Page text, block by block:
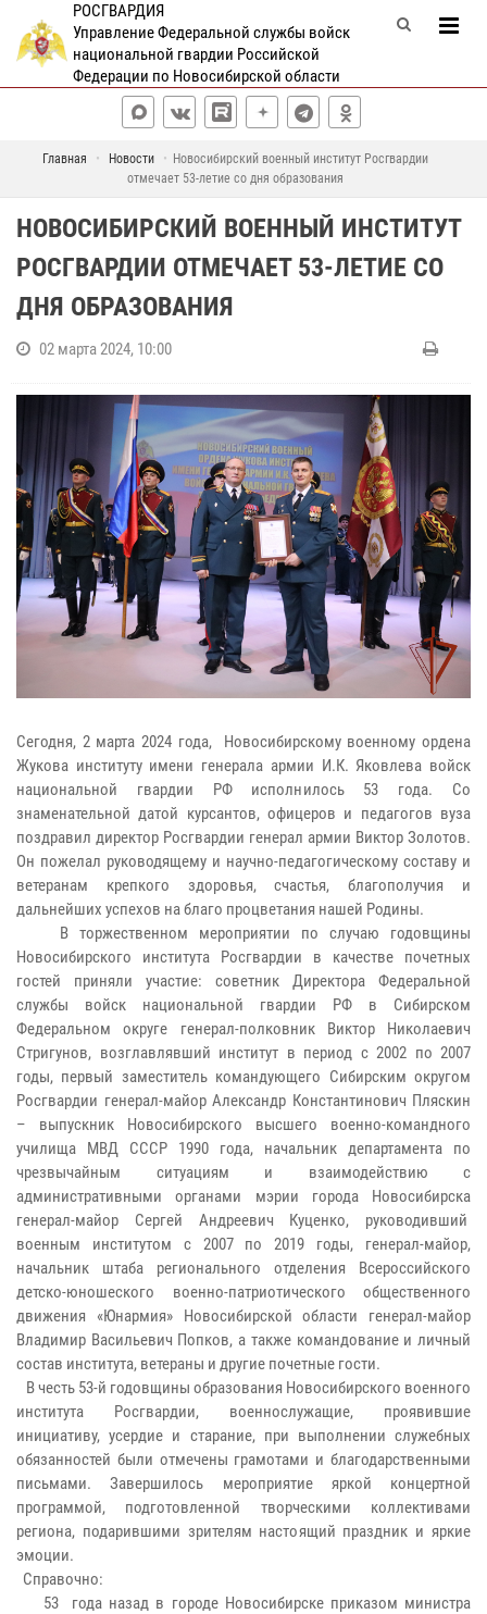
РОСГВАРДИЯ
Управление Федеральной службы войск
национальной гвардии Российской
Федерации по Новосибирской области
Главная Новости
Новосибирский военный институт Росгвардии
отмечает 53-летие со дня образования
НОВОСИБИРСКИЙ ВОЕННЫЙ ИНСТИТУТ
РОСГВАРДИИ ОТМЕЧАЕТ 53-ЛЕТИЕ СО
ДНЯ ОБРАЗОВАНИЯ
02 марта 2024, 10:00
Сегодня, 2 марта 2024 года, Новосибирскому военному ордена
Жукова институту имени генерала армии И.К. Яковлева войск
национальной гвардии РФ исполнилось 53 года. Со
знаменательной датой курсантов, офицеров и педагогов вуза
поздравил директор Росгвардии генерал армии Виктор Золотов.
Он пожелал руководящему и научно-педагогическому составу и
ветеранам крепкого здоровья, счастья, благополучия и
дальнейших успехов на благо процветания нашей Родины.
В торжественном мероприятии по случаю годовщины
Новосибирского института Росгвардии в качестве почетных
гостей приняли участие: советник Директора Федеральной
службы войск национальной гвардии РФ в Сибирском
Федеральном округе генерал-полковник Виктор Николаевич
Стригунов, возглавлявший институт в период с 2002 по 2007
годы, первый заместитель командующего Сибирским округом
Росгвардии генерал-майор Александр Константинович Пляскин
– выпускник Новосибирского высшего военно-командного
училища МВД СССР 1990 года, начальник департамента по
чрезвычайным ситуациям и взаимодействию с
административными органами мэрии города Новосибирска
генерал-майор Сергей Андреевич Куценко, руководивший
военным институтом с 2007 по 2019 годы, генерал-майор,
начальник штаба регионального отделения Всероссийского
детско-юношеского военно-патриотического общественного
движения «Юнармия» Новосибирской области генерал-майор
Владимир Васильевич Попков, а также командование и личный
состав института, ветераны и другие почетные гости.
В честь 53-й годовщины образования Новосибирского военного
института Росгвардии, военнослужащие, проявившие
инициативу, усердие и старание, при выполнении служебных
обязанностей были отмечены грамотами и благодарственными
письмами. Завершилось мероприятие яркой концертной
программой, подготовленной творческими коллективами
региона, подарившими зрителям настоящий праздник и яркие
эмоции.
Справочно:
53 года назад в городе Новосибирске приказом министра